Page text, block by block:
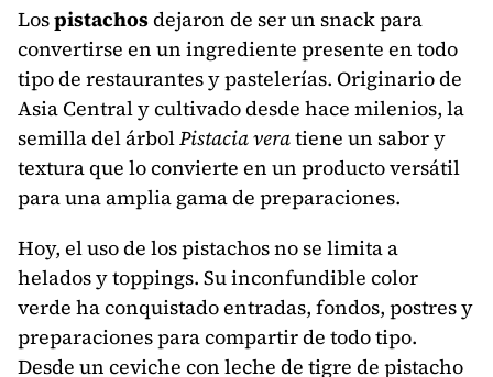
Lospistachosdejaron de ser un snack para
convertirse en un ingrediente presente en todo
tipo de restaurantes y pastelerías. Originario de
Asia Central y cultivado desde hace milenios, la
semilla del árbolPistacia veratiene un sabor y
textura que lo convierte en un producto versátil
para una amplia gama de preparaciones.
Hoy, el uso de los pistachos no se limita a
helados y toppings. Su inconfundible color
verde ha conquistado entradas, fondos, postres y
preparaciones para compartir de todo tipo.
Desde un ceviche con leche de tigre de pistacho